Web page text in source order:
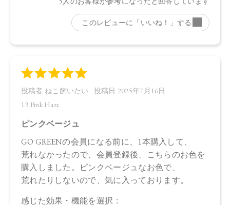
載と異なる場合がございます。
●予告なくパッケージ仕様が変更になる場合がございます。